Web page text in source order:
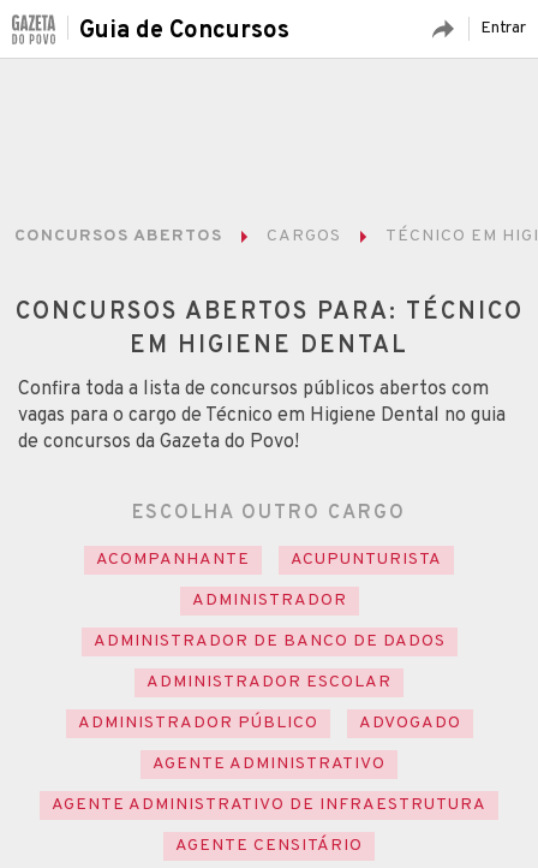
Entrar
Guia de Concursos
CONCURSOS ABERTOS CARGOS TÉCNICO EM
CONCURSOS ABERTOS PARA: TÉCNICO
EM HIGIENE DENTAL
Confira toda a lista de concursos públicos abertos com
vagas para o cargo de Técnico em Higiene Dental no guia
de concursos da Gazeta do Povo!
ESCOLHA OUTRO CARGO
ACOMPANHANTE
ACUPUNTURISTA
ADMINISTRADOR
ADMINISTRADOR DE BANCO DE DADOS
ADMINISTRADOR ESCOLAR
ADMINISTRADOR PÚBLICO
ADVOGADO
AGENTE ADMINISTRATIVO
AGENTE ADMINISTRATIVO DE INFRAESTRUTURA
AGENTE CENSITÁRIO